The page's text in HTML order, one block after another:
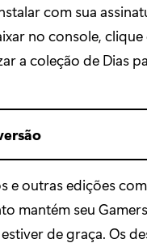
com sua
no console,
a coleção de Dias
e outras edições
mantém seu
de graça. Os